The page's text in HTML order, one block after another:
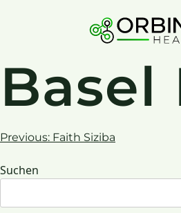
Basel
Beitrags-
Previous: Faith Siziba
Suchen